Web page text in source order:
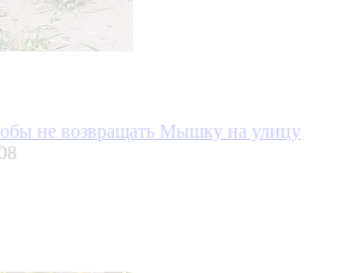
не возвращать Мышку на улицу